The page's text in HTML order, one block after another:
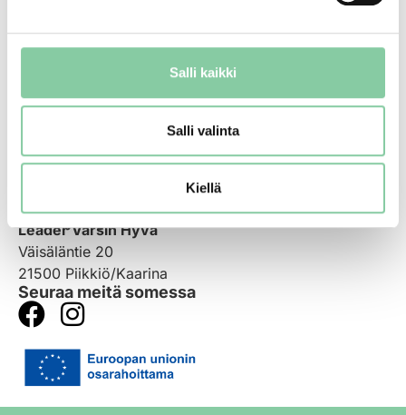
Salli kaikki
Salli valinta
Kiellä
Liity jäseneksi
Yhteystiedot
toimisto(at)varsinhyva.fi
Käyntiosoite
Leader Varsin Hyvä
Väisäläntie 20
21500 Piikkiö/Kaarina
Seuraa meitä somessa